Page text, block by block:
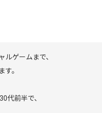
ルゲームまで、
す。
代前半で、